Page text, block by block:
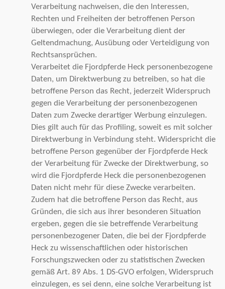
Verarbeitung nachweisen, die den Interessen,
Rechten und Freiheiten der betroffenen Person
überwiegen, oder die Verarbeitung dient der
Geltendmachung, Ausübung oder Verteidigung von
Rechtsansprüchen.
Verarbeitet die Fjordpferde Heck personenbezogene
Daten, um Direktwerbung zu betreiben, so hat die
betroffene Person das Recht, jederzeit Widerspruch
gegen die Verarbeitung der personenbezogenen
Daten zum Zwecke derartiger Werbung einzulegen.
Dies gilt auch für das Profiling, soweit es mit solcher
Direktwerbung in Verbindung steht. Widerspricht die
betroffene Person gegenüber der Fjordpferde Heck
der Verarbeitung für Zwecke der Direktwerbung, so
wird die Fjordpferde Heck die personenbezogenen
Daten nicht mehr für diese Zwecke verarbeiten.
Zudem hat die betroffene Person das Recht, aus
Gründen, die sich aus ihrer besonderen Situation
ergeben, gegen die sie betreffende Verarbeitung
personenbezogener Daten, die bei der Fjordpferde
Heck zu wissenschaftlichen oder historischen
Forschungszwecken oder zu statistischen Zwecken
gemäß Art. 89 Abs. 1 DS-GVO erfolgen, Widerspruch
einzulegen, es sei denn, eine solche Verarbeitung ist